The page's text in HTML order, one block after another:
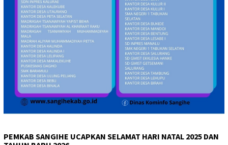
PEMKAB SANGIHE UCAPKAN SELAMAT HARI NATAL 2025 DAN